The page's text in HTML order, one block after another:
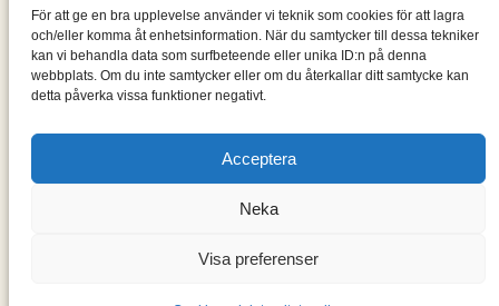
För att ge en bra upplevelse använder vi teknik som cookies för att lagra
och/eller komma åt enhetsinformation. När du samtycker till dessa tekniker
kan vi behandla data som surfbeteende eller unika ID:n på denna
webbplats. Om du inte samtycker eller om du återkallar ditt samtycke kan
detta påverka vissa funktioner negativt.
Acceptera
Neka
Visa preferenser
Om mig & om bloggen
S
ö
k
WordPress